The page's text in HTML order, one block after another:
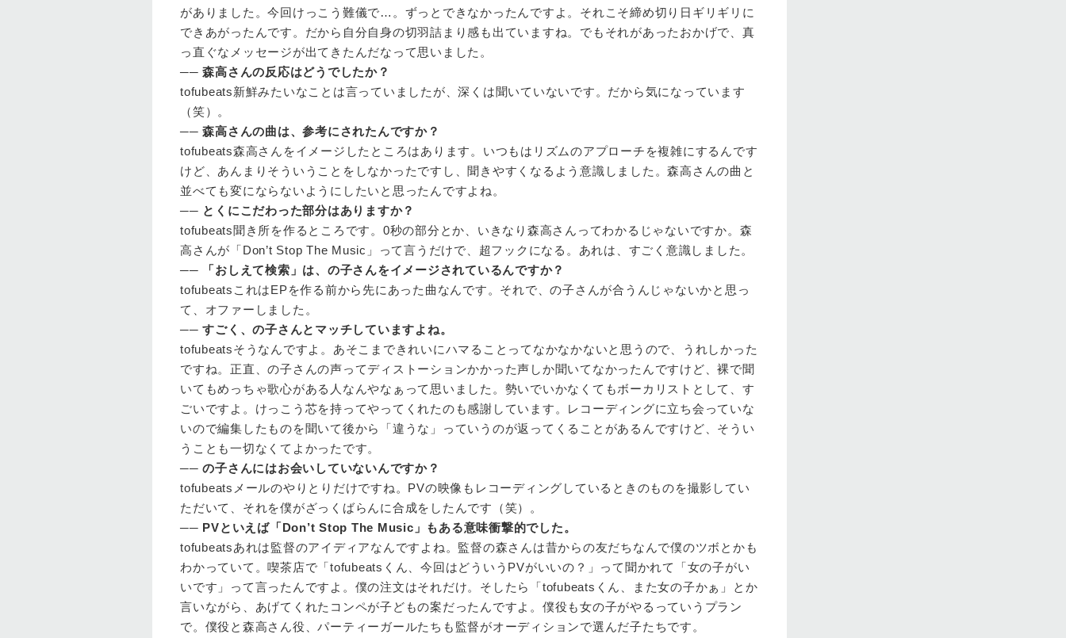
がありました。今回けっこう難儀で…。ずっとできなかったんですよ。それこそ締め切り日ギリギリに
できあがったんです。だから自分自身の切羽詰まり感も出ていますね。でもそれがあったおかげで、真
っ直ぐなメッセージが出てきたんだなって思いました。
──森高さんの反応はどうでしたか？
tofubeats新鮮みたいなことは言っていましたが、深くは聞いていないです。だから気になっています
（笑）。
──森高さんの曲は、参考にされたんですか？
tofubeats森高さんをイメージしたところはあります。いつもはリズムのアプローチを複雑にするんです
けど、あんまりそういうことをしなかったですし、聞きやすくなるよう意識しました。森高さんの曲と
並べても変にならないようにしたいと思ったんですよね。
── とくにこだわった部分はありますか？
tofubeats聞き所を作るところです。0秒の部分とか、いきなり森高さんってわかるじゃないですか。森
高さんが「Don’t Stop The Music」って言うだけで、超フックになる。あれは、すごく意識しました。
──
「おしえて検索」は、の子さんをイメージされているんですか？
tofubeats これはEPを作る前から先にあった曲なんです。それで、の子さんが合うんじゃないかと思っ
て、オファーしました。
──すごく、の子さんとマッチしていますよね。
tofubeatsそうなんですよ。あそこまできれいにハマることってなかなかないと思うので、うれしかった
ですね。正直、の子さんの声ってディストーションかかった声しか聞いてなかったんですけど、裸で聞
いてもめっちゃ歌心がある人なんやなぁって思いました。勢いでいかなくてもボーカリストとして、す
ごいですよ。けっこう芯を持ってやってくれたのも感謝しています。レコーディングに立ち会っていな
いので編集したものを聞いて後から「違うな」っていうのが返ってくることがあるんですけど、そうい
うことも一切なくてよかったです。
──の子さんにはお会いしていないんですか？
tofubeats メールのやりとりだけですね。PVの映像もレコーディングしているときのものを撮影してい
ただいて、それを僕がざっくばらんに合成をしたんです（笑）。
── PVといえば「Don’t Stop The Music」もある意味衝撃的でした。
tofubeatsあれは監督のアイディアなんですよね。監督の森さんは昔からの友だちなんで僕のツボとかも
わかっていて。喫茶店で「tofubeatsくん、今回はどういうPVがいいの？」って聞かれて「女の子がい
いです」って言ったんですよ。僕の注文はそれだけ。そしたら「tofubeatsくん、また女の子かぁ」とか
言いながら、あげてくれたコンペが子どもの案だったんですよ。僕役も女の子がやるっていうプラン
で。僕役と森高さん役、パーティーガールたちも監督がオーディションで選んだ子たちです。